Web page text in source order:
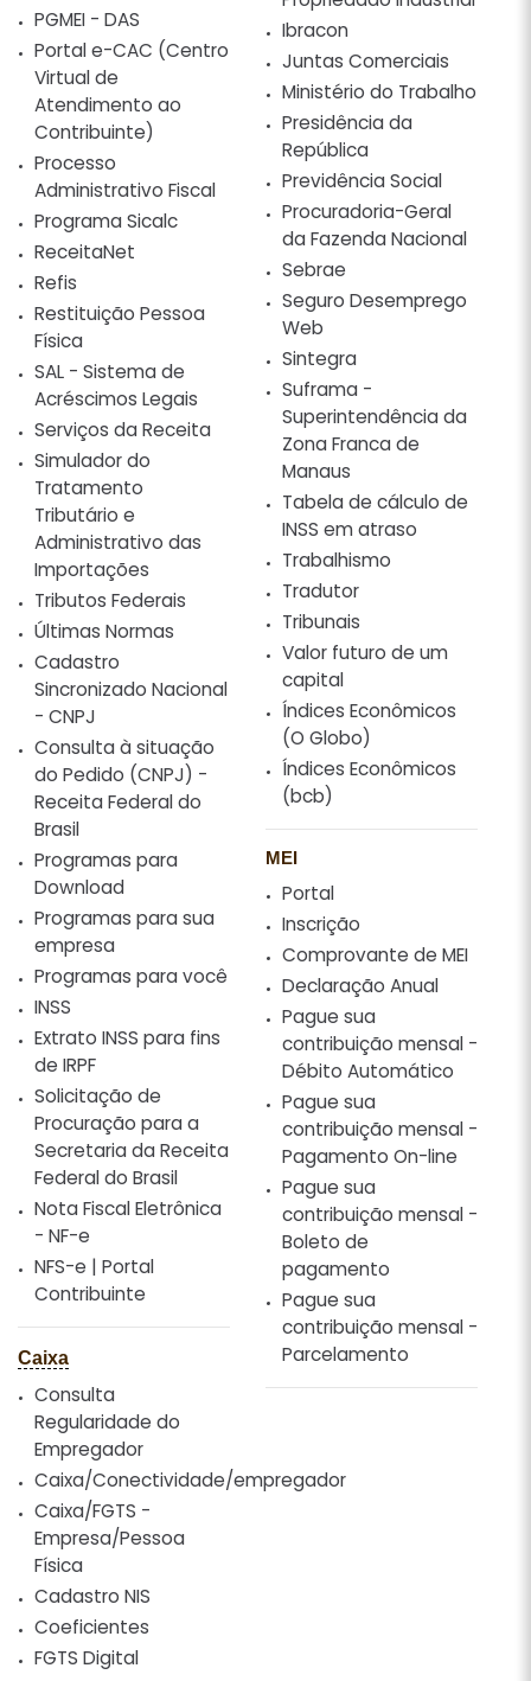
PGMEI - DAS
Portal e-CAC (Centro
Virtual de
Atendimento ao
Contribuinte)
Processo
Administrativo Fiscal
Programa Sicalc
ReceitaNet
Refis
Restituição Pessoa
Física
SAL - Sistema de
Acréscimos Legais
Serviços da Receita
Simulador do
Tratamento
Tributário e
Administrativo das
Importações
Tributos Federais
Últimas Normas
Cadastro
Sincronizado Nacional
- CNPJ
Consulta à situação
do Pedido (CNPJ) -
Receita Federal do
Brasil
Programas para
Download
Programas para sua
empresa
Programas para você
INSS
Extrato INSS para fins
de IRPF
Solicitação de
Procuração para a
Secretaria da Receita
Federal do Brasil
Nota Fiscal Eletrônica
- NF-e
NFS-e | Portal
Contribuinte
Caixa
Consulta
Regularidade do
Empregador
Caixa/Conectividade/empregador
Caixa/FGTS -
Empresa/Pessoa
Física
Cadastro NIS
Coeficientes
FGTS Digital
Ibracon
Juntas Comerciais
Ministério do Trabalho
Presidência da
República
Previdência Social
Procuradoria-Geral
da Fazenda Nacional
Sebrae
Seguro Desemprego
Web
Sintegra
Suframa -
Superintendência da
Zona Franca de
Manaus
Tabela de cálculo de
INSS em atraso
Trabalhismo
Tradutor
Tribunais
Valor futuro de um
capital
Índices Econômicos
(O Globo)
Índices Econômicos
(bcb)
MEI
Portal
Inscrição
Comprovante de MEI
Declaração Anual
Pague sua
contribuição mensal -
Débito Automático
Pague sua
contribuição mensal -
Pagamento On-line
Pague sua
contribuição mensal -
Boleto de
pagamento
Pague sua
contribuição mensal -
Parcelamento